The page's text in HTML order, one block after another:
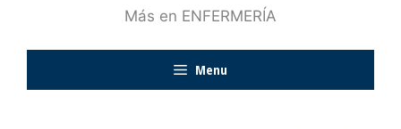
Más en ENFERMERÍA
Menu